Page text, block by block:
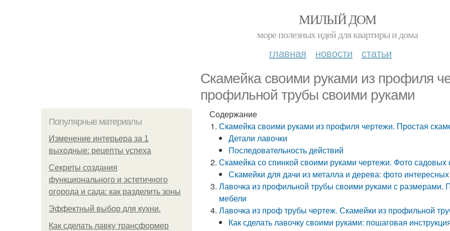
МИЛЫЙ ДОМ
море полезных идей для квартиры и дома
главная новости статьи
Скамейка своими руками из профиля
профильной трубы своими руками
Популярные материалы
Изменение интерьера за 1
выходные: рецепты успеха
Секреты создания
функционального и эстетичного
огорода и сада: как разделить зоны
Эффектный выбор для кухни.
Как сделать лавку трансформер
Содержание
Скамейка своими руками из профиля чертежи. Простая
Детали лавочки
Последовательность действий
Скамейка со спинкой своими руками чертежи. Фото
Скамейки для дачи из металла и дерева: фото
Лавочка из профильной трубы своими руками с
мебели
Лавочка из проф трубы чертеж. Скамейки из профильной
Как сделать лавочку своими руками: пошаговая